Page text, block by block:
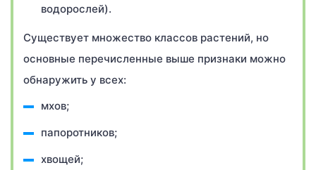
водорослей).
Существует множество классов растений, но
основные перечисленные выше признаки можно
обнаружить у всех:
мхов;
папоротников;
хвощей;